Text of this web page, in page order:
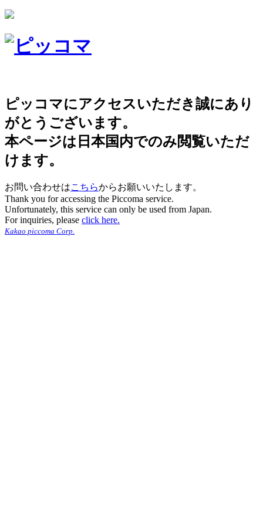
ピッコマにアクセスいただき誠にあり
がとうございます。
本ページは日本国内でのみ閲覧いただ
けます。
お問い合わせはこちらからお願いいたします。
Thank you for accessing the Piccoma service.
Unfortunately, this service can only be used from Japan.
For inquiries, please click here.
Kakao piccoma Corp.